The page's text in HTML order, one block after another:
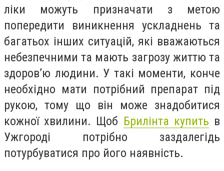
ліки можуть призначати з метою
попередити виникнення ускладнень та
багатьох інших ситуацій, які вважаються
небезпечними та мають загрозу життю та
здоров’ю людини. У такі моменти, конче
необхідно мати потрібний препарат під
рукою, тому що він може знадобитися
кожної хвилини. Щоб Брилінта купить в
Ужгороді потрібно заздалегідь
потурбуватися про його наявність.